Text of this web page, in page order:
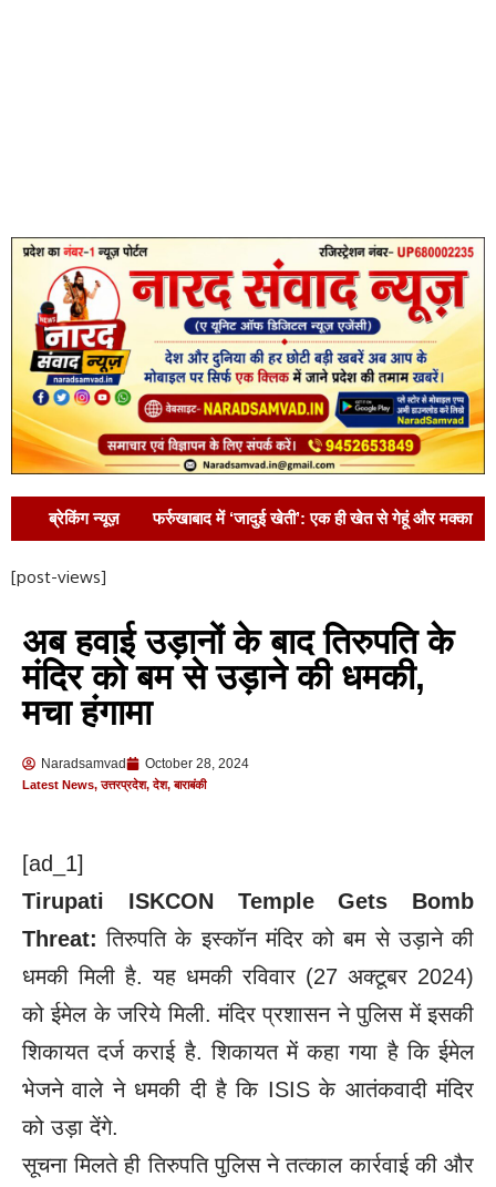
ब्रेकिंग न्यूज़ फर्रुखाबाद में ‘जादुई खेती’: एक ही खेत से गेहूं और मक्का
की जान भी जोखिम में पसमांदा समाज की आवाज़
को मजबूत करने और समान राजनीतिक भागीदारी सुनिश्चित
दूसरा दिन: नवागंतुकों में भरा प्रेरणा, अनुशासन और सेवा का
पुलिस ने चलाया साइबर जागरूकता अभियान, “डिजिटल
अरेस्ट फ्रॉड” से बचने के बताए उपाय !
[post-views]
अब हवाई उड़ानों के बाद तिरुपति के
मंदिर को बम से उड़ाने की धमकी,
मचा हंगामा
Naradsamvad October 28, 2024
Latest News,उत्तरप्रदेश,देश,बाराबंकी
[ad_1]
Tirupati ISKCON Temple Gets Bomb
Threat: तिरुपति के इस्कॉन मंदिर को बम से उड़ाने की
धमकी मिली है. यह धमकी रविवार (27 अक्टूबर 2024)
को ईमेल के जरिये मिली. मंदिर प्रशासन ने पुलिस में इसकी
शिकायत दर्ज कराई है. शिकायत में कहा गया है कि ईमेल
भेजने वाले ने धमकी दी है कि ISIS के आतंकवादी मंदिर
को उड़ा देंगे.
सूचना मिलते ही तिरुपति पुलिस ने तत्काल कार्रवाई की और